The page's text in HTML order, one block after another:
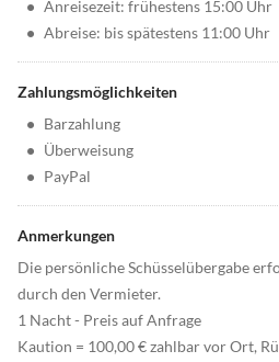
• Anreisezeit: frühestens 15:00 Uhr
• Abreise: bis spätestens 11:00 Uhr
Zahlungsmöglichkeiten
• Barzahlung
• Überweisung
• PayPal
Anmerkungen
Die persönliche Schüsselübergabe
durch den Vermieter.
1 Nacht - Preis auf Anfrage
Kaution = 100,00 € zahlbar vor Ort,